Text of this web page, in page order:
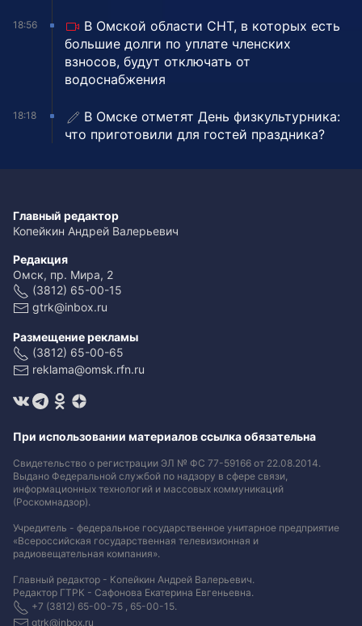
18:56
В Омской области СНТ, в которых есть
большие долги по уплате членских
взносов, будут отключать от
водоснабжения
18:18
В Омске отметят День физкультурника:
что приготовили для гостей праздника?
Главный редактор
Копейкин Андрей Валерьевич
Редакция
Омск, пр. Мира, 2
(3812) 65-00-15
gtrk@inbox.ru
Размещение рекламы
(3812) 65-00-65
reklama@omsk.rfn.ru
При использовании материалов ссылка обязательна
Свидетельство о регистрации ЭЛ № ФС 77-59166 от 22.08.2014.
Выдано Федеральной службой по надзору в сфере связи,
информационных технологий и массовых коммуникаций
(Роскомнадзор).
Учредитель - федеральное государственное унитарное предприятие
«Всероссийская государственная телевизионная и
радиовещательная компания».
Главный редактор - Копейкин Андрей Валерьевич.
Редактор ГТРК - Сафонова Екатерина Евгеньевна.
+7 (3812) 65-00-75 , 65-00-15.
gtrk@inbox.ru